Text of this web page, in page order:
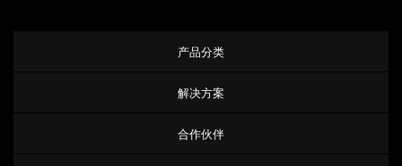
产品分类
解决方案
合作伙伴